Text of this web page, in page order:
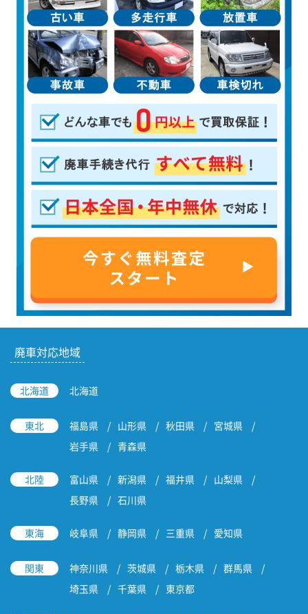
廃車対応地域
北海道 北海道
東北 福島県 山形県 秋田県
宮城県
岩手県
青森県
北陸 富山県 新潟県 福井県
山梨県
長野県
石川県
東海 岐阜県 静岡県 三重県 愛知県
関東 神奈川県 茨城県 栃木県
群馬県
埼玉県
千葉県 東京都